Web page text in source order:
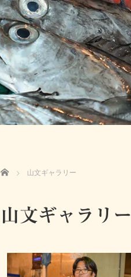
ホーム 山文ギャラリー
山文ギャラリー